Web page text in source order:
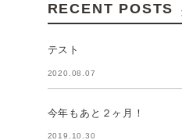
RECENT POSTS
テスト
2020.08.07
今年もあと２ヶ月！
2019.10.30